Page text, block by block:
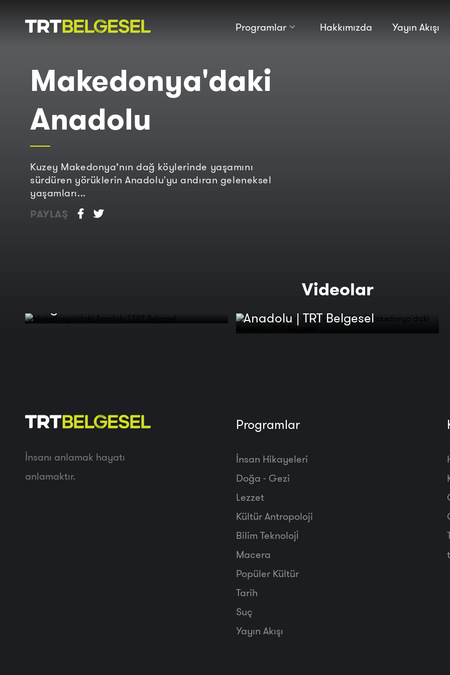
Programlar
Hikayeleri
-
Gezi
Lezzet
Kültür
Antropoloji
Hakkımızda Yayın Akışı
Makedonya'daki
Anadolu
Kuzey Makedonya’nın dağ köylerinde yaşamını
sürdüren yörüklerin Anadolu'yu andıran geleneksel
yaşamları...
PAYLAŞ
Videolar
Makedonya'da Yörük
Anadolu | TRT Belgesel
İnsanı anlamak hayatı
anlamaktır.
Programlar
İnsan Hikayeleri
Doğa - Gezi
Lezzet
Kültür Antropoloji
Bilim Teknoloji̇
Macera
Popüler Kültür
Tarih
Suç
Yayın Akışı